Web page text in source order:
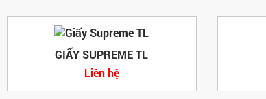
GIẤY SUPREME TL
Liên hệ